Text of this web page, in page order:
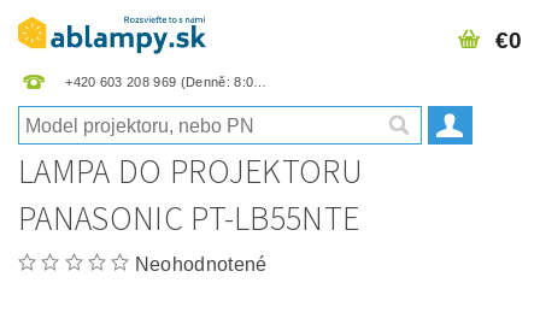
+420 603 208 969
€0
LAMPA DO PROJEKTORU
PANASONIC PT-LB55NTE
Neohodnotené